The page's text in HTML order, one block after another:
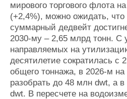
мирового торгового флота
(+2,4%), можно ожидать, что
суммарный дедвейт
2030-му –2,65 млрд тонн. С
направляемых на
десятилетие сократилась с
общего тоннажа, в 2026-м на
разобрать до 48 млн dwt, а в
dwt. В пересчете на